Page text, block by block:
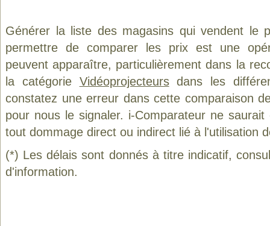
Générer la liste des magasins qui vendent le
permettre de comparer les prix est une
peuvent apparaître, particulièrement dans la
la catégorie Vidéoprojecteursdans les
constatez une erreur dans cette comparaison
pour nous le signaler. i-Comparateur ne
tout dommage direct ou indirect lié à l'utilisation
(*) Les délais sont donnés à titre indicatif,
d'information.